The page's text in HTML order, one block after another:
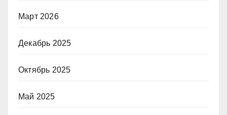
Март 2026
Декабрь 2025
Октябрь 2025
Май 2025